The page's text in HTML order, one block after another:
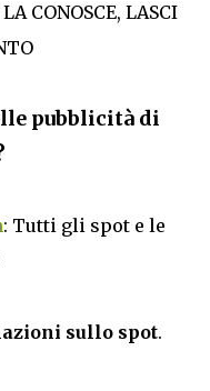
CONOSCE, LASCI
pubblicità di
: Tutti gli spot e le
sullo spot.